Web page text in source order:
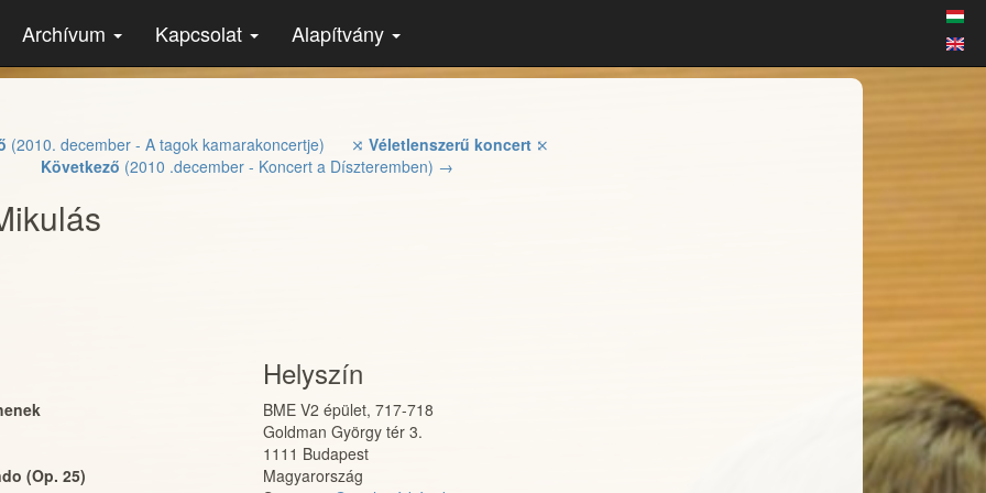
Archívum Kapcsolat Alapítvány
(2010. december - A tagok kamarakoncertje) ⤨ Véletlenszerű koncert⤪
Következő (2010 .december - Koncert a Díszteremben) →
(Op. 25)
Helyszín
BME V2 épület, 717-718
Goldman György tér 3.
1111 Budapest
Magyarország